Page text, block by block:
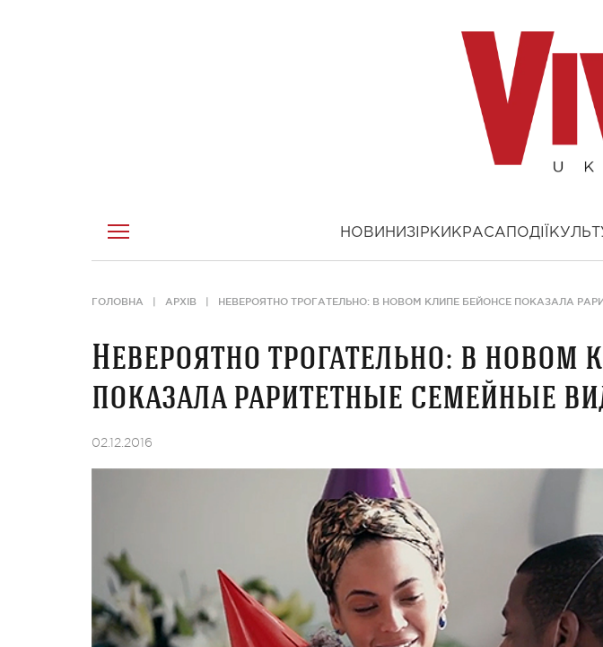
НОВИНИ ЗІРКИ КРАСА ПОДІЇ
ГОЛОВНА АРХІВ НЕВЕРОЯТНО ТРОГАТЕЛЬНО: В НОВОМ КЛИПЕ БЕЙОНСЕ ПОКАЗАЛА
Невероятно трогательно: в новом
показала раритетные семейные
02.12.2016